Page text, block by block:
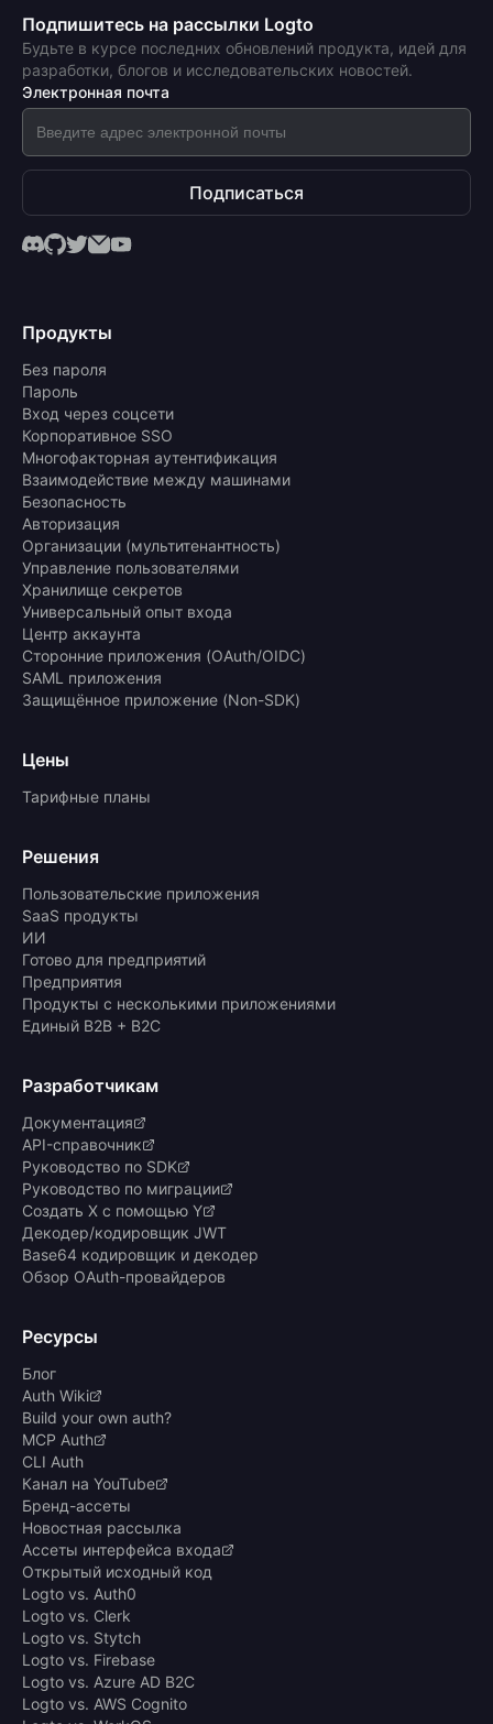
Подпишитесь на рассылки Logto
Будьте в курсе последних обновлений продукта, идей для
разработки, блогов и исследовательских новостей.
Электронная почта
Подписаться
Продукты
Без пароля
Пароль
Вход через соцсети
Корпоративное SSO
Многофакторная аутентификация
Взаимодействие между машинами
Безопасность
Авторизация
Организации (мультитенантность)
Управление пользователями
Хранилище секретов
Универсальный опыт входа
Центр аккаунта
Сторонние приложения (OAuth/OIDC)
SAML приложения
Защищённое приложение (Non-SDK)
Цены
Тарифные планы
Решения
Пользовательские приложения
SaaS продукты
ИИ
Готово для предприятий
Предприятия
Продукты с несколькими приложениями
Единый B2B + B2C
Разработчикам
Документация
API-справочник
Руководство по SDK
Руководство по миграции
Создать X с помощью Y
Декодер/кодировщик JWT
Base64 кодировщик и декодер
Обзор OAuth-провайдеров
Ресурсы
Блог
Auth Wiki
Build your own auth?
MCP Auth
CLI Auth
Канал на YouTube
Бренд-ассеты
Новостная рассылка
Ассеты интерфейса входа
Открытый исходный код
Logto vs. Auth0
Logto vs. Clerk
Logto vs. Stytch
Logto vs. Firebase
Logto vs. Azure AD B2C
Logto vs. AWS Cognito